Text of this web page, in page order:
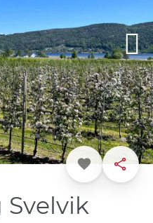
Favoritt Dele
Svelvik